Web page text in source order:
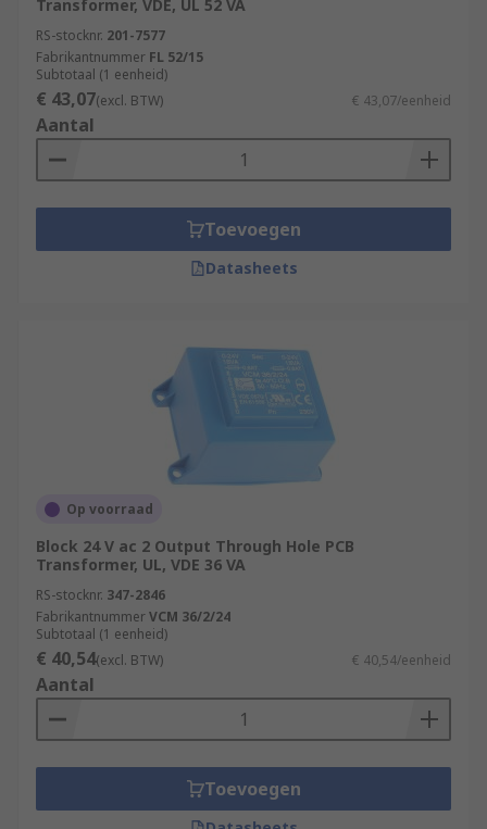
Transformer, VDE, UL 52 VA
RS-stocknr. 201-7577
Fabrikantnummer FL 52/15
Subtotaal (1 eenheid)
€ 43,07(excl. BTW) € 43,07/eenheid
Aantal
Toevoegen
Datasheets
Op voorraad
Block 24 V ac 2 Output Through Hole PCB
Transformer, UL, VDE 36 VA
RS-stocknr. 347-2846
FabrikantnummerVCM 36/2/24
Subtotaal (1 eenheid)
€ 40,54(excl. BTW) € 40,54/eenheid
Aantal
Toevoegen